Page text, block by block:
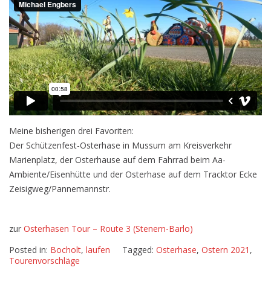
Meine bisherigen drei Favoriten:
Der Schützenfest-Osterhase in Mussum am Kreisverkehr
Marienplatz, der Osterhause auf dem Fahrrad beim Aa-
Ambiente/Eisenhütte und der Osterhase auf dem Tracktor Ecke
Zeisigweg/Pannemannstr.
zur Osterhasen Tour – Route 3 (Stenern-Barlo)
Posted in: Bocholt, laufen Tagged: Osterhase, Ostern 2021 ,
Tourenvorschläge